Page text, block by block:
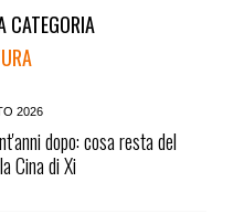
CATEGORIA
2026
dopo: cosa resta del
Cina di Xi